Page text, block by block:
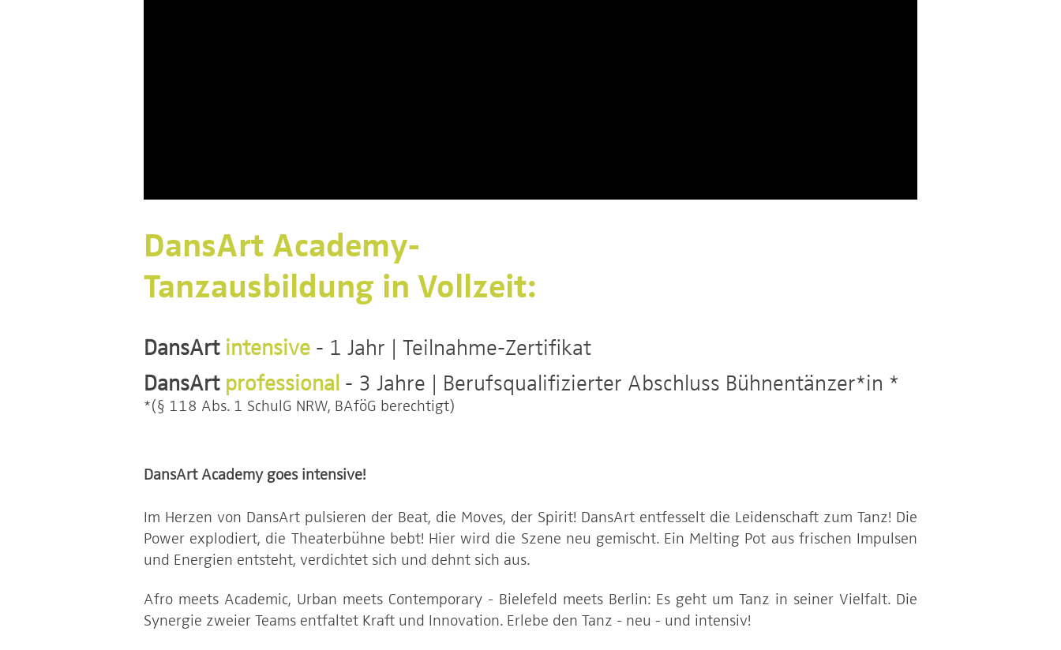
DansArt Academy-
Tanzausbildung in Vollzeit:
DansArt intensive - 1 Jahr | Teilnahme-Zertifikat
DansArt professional - 3 Jahre | Berufsqualifizierter Abschluss Bühnentänzer*in *
*(§ 118 Abs. 1 SchulG NRW, BAföG berechtigt)
DansArt Academy goes intensive!
Im Herzen von DansArt pulsieren der Beat, die Moves, der Spirit! DansArt entfesselt die Leidenschaft zum Tanz! Die
Power explodiert, die Theaterbühne bebt! Hier wird die Szene neu gemischt. Ein Melting Pot aus frischen Impulsen
und Energien entsteht, verdichtet sich und dehnt sich aus.
Afro meets Academic, Urban meets Contemporary - Bielefeld meets Berlin: Es geht um Tanz in seiner Vielfalt. Die
Synergie zweier Teams entfaltet Kraft und Innovation. Erlebe den Tanz - neu - und intensiv!